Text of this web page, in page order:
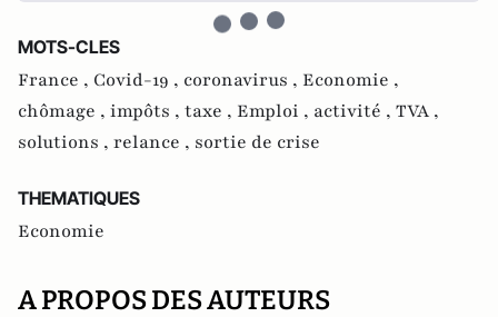
MOTS-CLES
France , Covid-19 , coronavirus , Economie ,
chômage , impôts , taxe , Emploi , activité , TVA ,
solutions , relance , sortie de crise
THEMATIQUES
Economie
A PROPOS DES AUTEURS